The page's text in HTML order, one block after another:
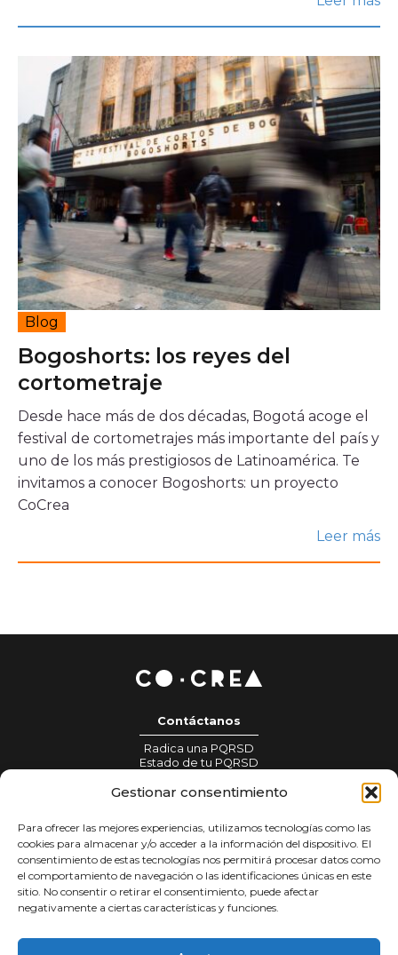
Gestionar consentimiento
Para ofrecer las mejores experiencias, utilizamos tecnologías como las
cookies para almacenar y/o acceder a la información del dispositivo. El
consentimiento de estas tecnologías nos permitirá procesar datos como
el comportamiento de navegación o las identificaciones únicas en este
sitio. No consentir o retirar el consentimiento, puede afectar
negativamente a ciertas características y funciones.
Blog
Bogoshorts: los reyes del
cortometraje
Desde hace más de dos décadas, Bogotá acoge el
festival de cortometrajes más importante del país y
uno de los más prestigiosos de Latinoamérica. Te
invitamos a conocer Bogoshorts: un proyecto
CoCrea
Leer más
Contáctanos
Radica una PQRSD
Estado de tu PQRSD
Información para prensa:
Notificaciones judiciales:
notificacionesjudiciales@colombiacrea.org
Tratamiento de datos